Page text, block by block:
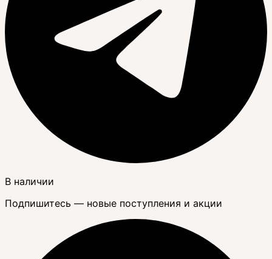
В наличии
Подпишитесь — новые поступления и акции